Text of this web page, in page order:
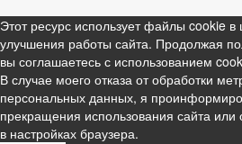
Этот ресурс использует файлы cookie
улучшения работы сайта. Продолжая
вы соглашаетесь с использованием
В случае моего отказа от обработки
персональных данных, я
прекращения использования сайта
в настройках браузера.